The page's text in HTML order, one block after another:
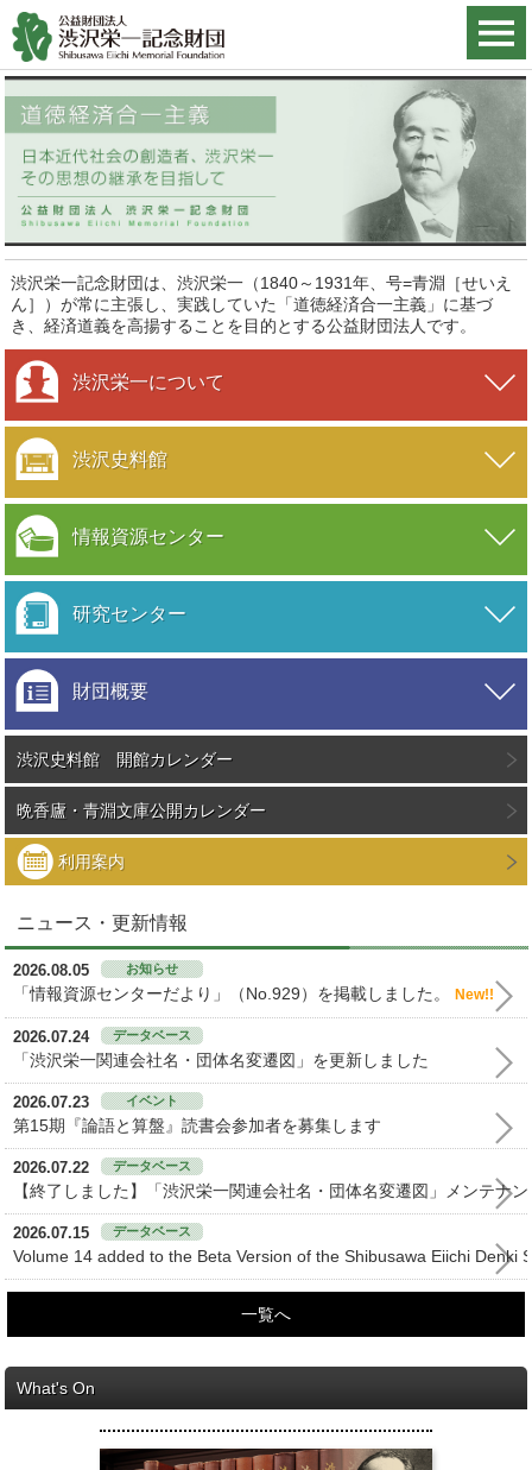
渋沢栄一記念財団は、渋沢栄一（1840～1931年、号=青淵［せいえ
ん］）が常に主張し、 実践していた「道徳経済合一主義」に基づ
き、経済道義を高揚することを目的とする公益財団法人です。
渋沢栄一について
渋沢史料館
情報資源センター
研究センター
財団概要
渋沢史料館 開館カレンダー
晩香廬・青淵文庫公開カレンダー
利用案内
ニュース・更新情報
2026.08.05 お知らせ
「情報資源センターだより」（No.929）を掲載しました。 New!!
2026.07.24 データベース
「渋沢栄一関連会社名・団体名変遷図」を更新しました
2026.07.23 イベント
第15期『論語と算盤』読書会参加者を募集します
2026.07.22 データベース
【終了しました】「渋沢栄一関連会社名・団体名変遷図」メンテナ
2026.07.15 データベース
Volume 14 added to the Beta Version of the Shibusawa Eiichi Denki
一覧へ
What's On